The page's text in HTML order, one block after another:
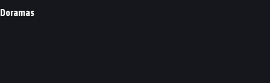
Doramas
Please Don't Date Him